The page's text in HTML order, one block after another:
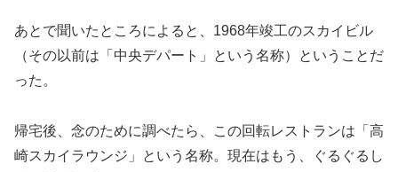
あとで聞いたところによると、1968年竣工のスカイビル
（その以前は「中央デパート」という名称）ということだ
った。
帰宅後、念のために調べたら、この回転レストランは「高
崎スカイラウンジ」という名称。現在はもう、ぐるぐるし